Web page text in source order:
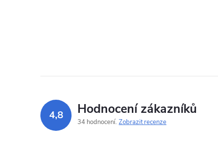
4,8 Hodnocení zákazníků
34 hodnocení Zobrazit recenze